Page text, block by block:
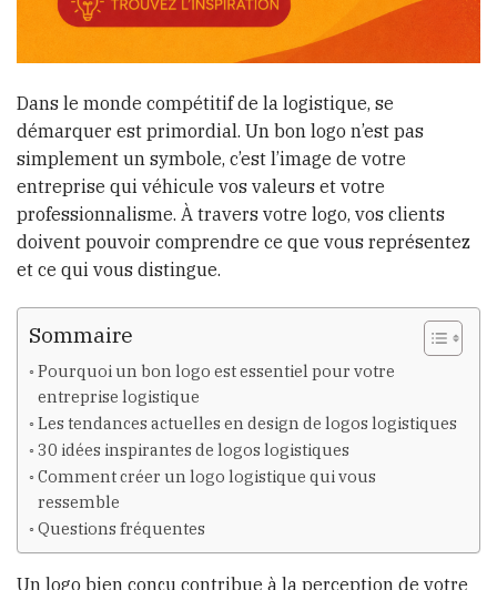
Dans le monde compétitif de la logistique, se
démarquer est primordial. Un bon logo n’est pas
simplement un symbole, c’est l’image de votre
entreprise qui véhicule vos valeurs et votre
professionnalisme. À travers votre logo, vos clients
doivent pouvoir comprendre ce que vous représentez
et ce qui vous distingue.
Sommaire
Pourquoi un bon logo est essentiel pour votre
entreprise logistique
Les tendances actuelles en design de logos logistiques
30 idées inspirantes de logos logistiques
Comment créer un logo logistique qui vous
ressemble
Questions fréquentes
Un logo bien conçu contribue à la perception de votre